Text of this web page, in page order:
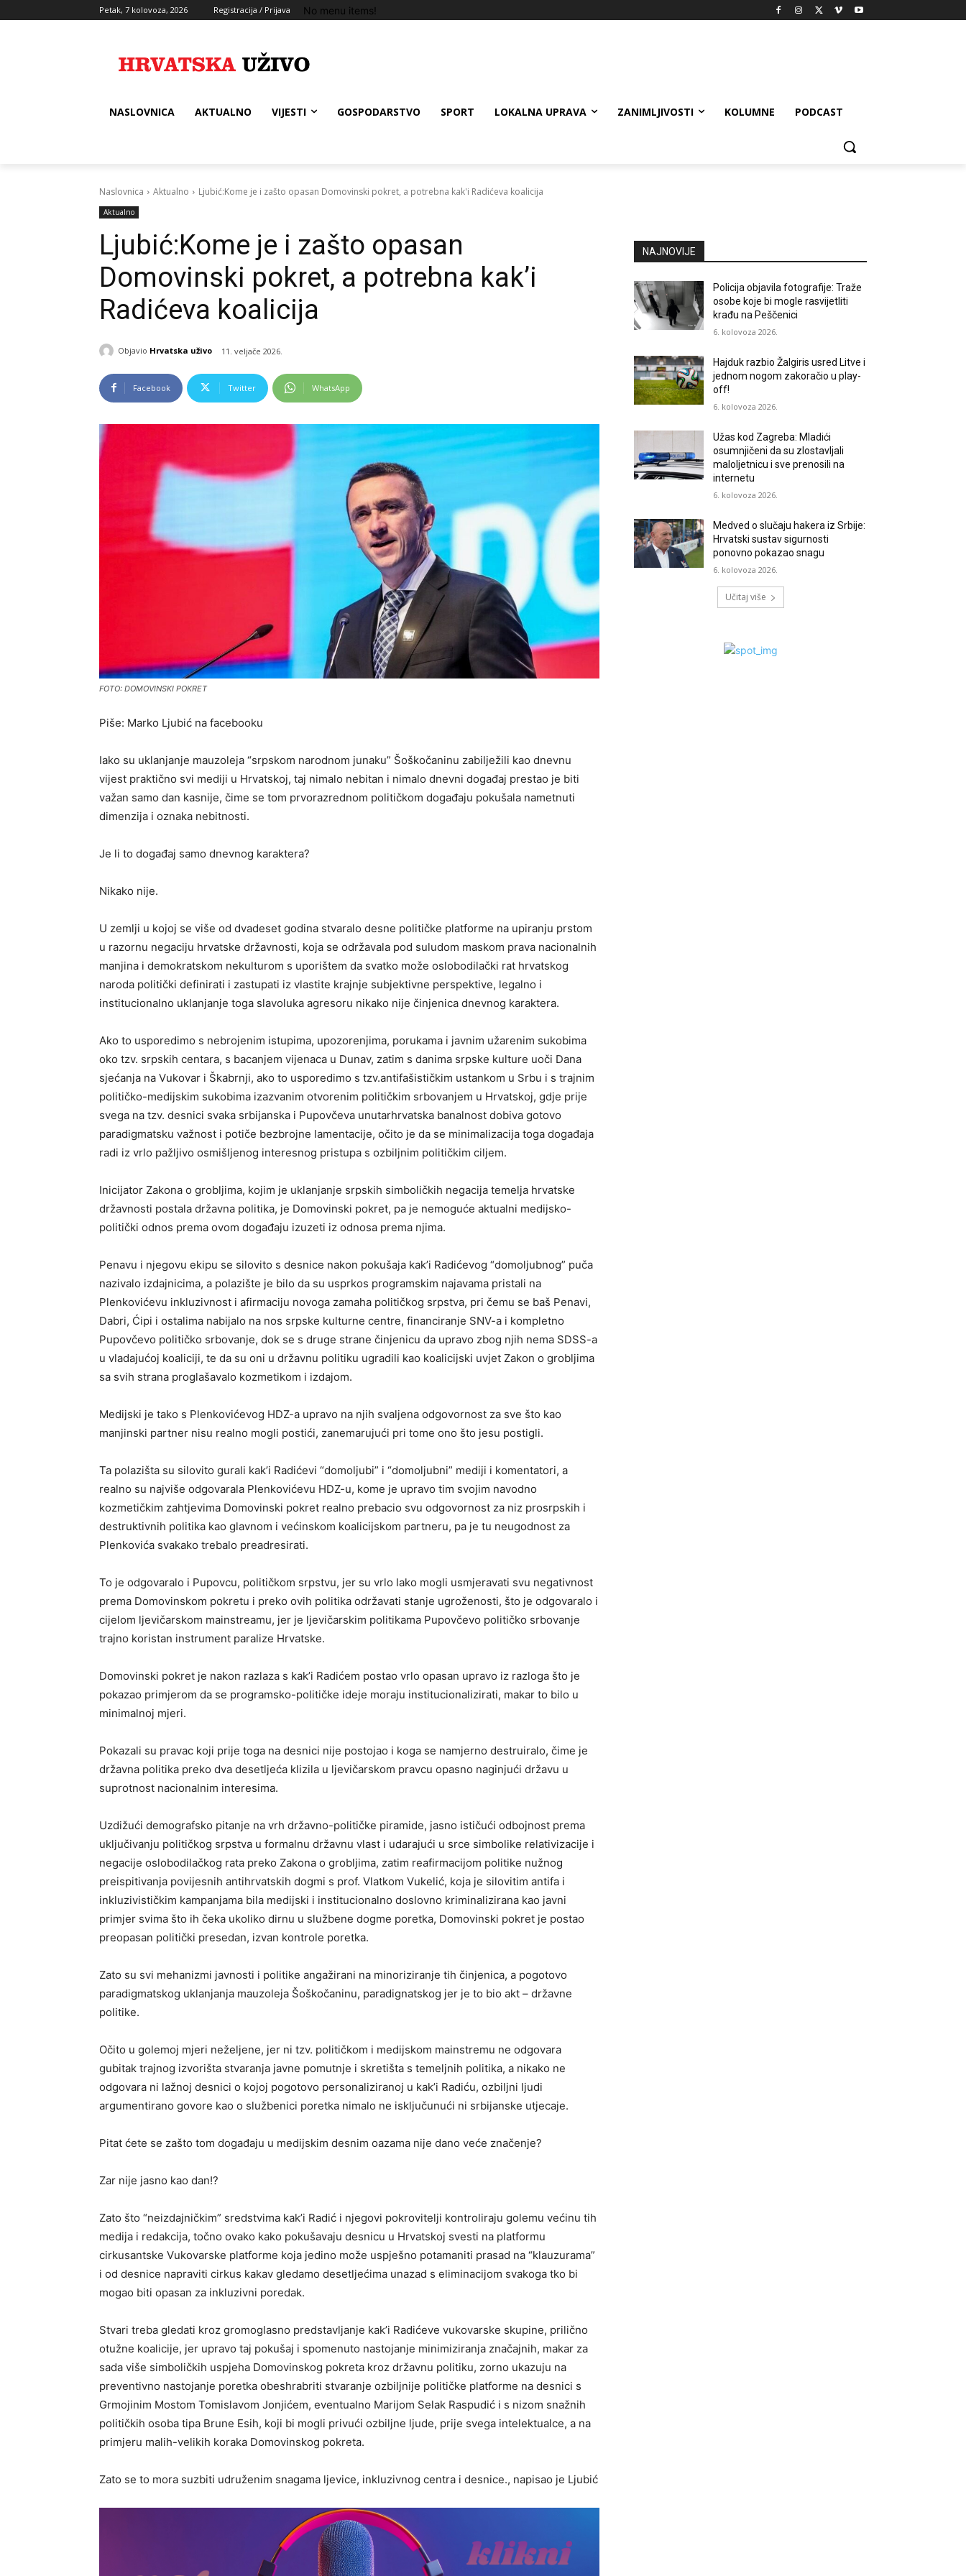
Petak, 7 kolovoza, 2026 Registracija / Prijava No menu items!
NASLOVNICA AKTUALNO VIJESTI GOSPODARSTVO SPORT LOKALNA UPRAVA ZANIMLJIVOSTI KOLUMNE PODCAST
Naslovnica Aktualno Ljubić:Kome je i zašto opasan Domovinski pokret, a potrebna kak'i Radićeva koalicija
Aktualno
Ljubić:Kome je i zašto opasan
Domovinski pokret, a potrebna kak’i
Radićeva koalicija
Objavio Hrvatska uživo 11. veljače 2026.
Facebook Twitter WhatsApp
FOTO: DOMOVINSKI POKRET
Piše: Marko Ljubić na facebooku
Iako su uklanjanje mauzoleja “srpskom narodnom junaku” Šoškočaninu zabilježili kao dnevnu
vijest praktično svi mediji u Hrvatskoj, taj nimalo nebitan i nimalo dnevni događaj prestao je biti
važan samo dan kasnije, čime se tom prvorazrednom političkom događaju pokušala nametnuti
dimenzija i oznaka nebitnosti.
Je li to događaj samo dnevnog karaktera?
Nikako nije.
U zemlji u kojoj se više od dvadeset godina stvaralo desne političke platforme na upiranju prstom
u razornu negaciju hrvatske državnosti, koja se održavala pod suludom maskom prava nacionalnih
manjina i demokratskom nekulturom s uporištem da svatko može oslobodilački rat hrvatskog
naroda politički definirati i zastupati iz vlastite krajnje subjektivne perspektive, legalno i
institucionalno uklanjanje toga slavoluka agresoru nikako nije činjenica dnevnog karaktera.
Ako to usporedimo s nebrojenim istupima, upozorenjima, porukama i javnim užarenim sukobima
oko tzv. srpskih centara, s bacanjem vijenaca u Dunav, zatim s danima srpske kulture uoči Dana
sjećanja na Vukovar i Škabrnji, ako to usporedimo s tzv.antifašističkim ustankom u Srbu i s trajnim
političko-medijskim sukobima izazvanim otvorenim političkim srbovanjem u Hrvatskoj, gdje prije
svega na tzv. desnici svaka srbijanska i Pupovčeva unutarhrvatska banalnost dobiva gotovo
paradigmatsku važnost i potiče bezbrojne lamentacije, očito je da se minimalizacija toga događaja
radi iz vrlo pažljivo osmišljenog interesnog pristupa s ozbiljnim političkim ciljem.
Inicijator Zakona o grobljima, kojim je uklanjanje srpskih simboličkih negacija temelja hrvatske
državnosti postala državna politika, je Domovinski pokret, pa je nemoguće aktualni medijsko-
politički odnos prema ovom događaju izuzeti iz odnosa prema njima.
Penavu i njegovu ekipu se silovito s desnice nakon pokušaja kak’i Radićevog “domoljubnog” puča
nazivalo izdajnicima, a polazište je bilo da su usprkos programskim najavama pristali na
Plenkovićevu inkluzivnost i afirmaciju novoga zamaha političkog srpstva, pri čemu se baš Penavi,
Dabri, Ćipi i ostalima nabijalo na nos srpske kulturne centre, financiranje SNV-a i kompletno
Pupovčevo političko srbovanje, dok se s druge strane činjenicu da upravo zbog njih nema SDSS-a
u vladajućoj koaliciji, te da su oni u državnu politiku ugradili kao koalicijski uvjet Zakon o grobljima
sa svih strana proglašavalo kozmetikom i izdajom.
Medijski je tako s Plenkovićevog HDZ-a upravo na njih svaljena odgovornost za sve što kao
manjinski partner nisu realno mogli postići, zanemarujući pri tome ono što jesu postigli.
Ta polazišta su silovito gurali kak’i Radićevi “domoljubi” i “domoljubni” mediji i komentatori, a
realno su najviše odgovarala Plenkovićevu HDZ-u, kome je upravo tim svojim navodno
kozmetičkim zahtjevima Domovinski pokret realno prebacio svu odgovornost za niz prosrpskih i
destruktivnih politika kao glavnom i većinskom koalicijskom partneru, pa je tu neugodnost za
Plenkovića svakako trebalo preadresirati.
To je odgovaralo i Pupovcu, političkom srpstvu, jer su vrlo lako mogli usmjeravati svu negativnost
prema Domovinskom pokretu i preko ovih politika održavati stanje ugroženosti, što je odgovaralo i
cijelom ljevičarskom mainstreamu, jer je ljevičarskim politikama Pupovčevo političko srbovanje
trajno koristan instrument paralize Hrvatske.
Domovinski pokret je nakon razlaza s kak’i Radićem postao vrlo opasan upravo iz razloga što je
pokazao primjerom da se programsko-političke ideje moraju institucionalizirati, makar to bilo u
minimalnoj mjeri.
Pokazali su pravac koji prije toga na desnici nije postojao i koga se namjerno destruiralo, čime je
državna politika preko dva desetljeća klizila u ljevičarskom pravcu opasno naginjući državu u
suprotnost nacionalnim interesima.
Uzdižući demografsko pitanje na vrh državno-političke piramide, jasno ističući odbojnost prema
uključivanju političkog srpstva u formalnu državnu vlast i udarajući u srce simbolike relativizacije i
negacije oslobodilačkog rata preko Zakona o grobljima, zatim reafirmacijom politike nužnog
preispitivanja povijesnih antihrvatskih dogmi s prof. Vlatkom Vukelić, koja je silovitim antifa i
inkluzivističkim kampanjama bila medijski i institucionalno doslovno kriminalizirana kao javni
primjer svima što ih čeka ukoliko dirnu u službene dogme poretka, Domovinski pokret je postao
preopasan politički presedan, izvan kontrole poretka.
Zato su svi mehanizmi javnosti i politike angažirani na minoriziranje tih činjenica, a pogotovo
paradigmatskog uklanjanja mauzoleja Šoškočaninu, paradignatskog jer je to bio akt – državne
politike.
Očito u golemoj mjeri neželjene, jer ni tzv. političkom i medijskom mainstremu ne odgovara
gubitak trajnog izvorišta stvaranja javne pomutnje i skretišta s temeljnih politika, a nikako ne
odgovara ni lažnoj desnici o kojoj pogotovo personaliziranoj u kak’i Radiću, ozbiljni ljudi
argumentirano govore kao o službenici poretka nimalo ne isključunući ni srbijanske utjecaje.
Pitat ćete se zašto tom događaju u medijskim desnim oazama nije dano veće značenje?
Zar nije jasno kao dan!?
Zato što “neizdajničkim” sredstvima kak’i Radić i njegovi pokrovitelji kontroliraju golemu većinu tih
medija i redakcija, točno ovako kako pokušavaju desnicu u Hrvatskoj svesti na platformu
cirkusantske Vukovarske platforme koja jedino može uspješno potamaniti prasad na “klauzurama”
i od desnice napraviti cirkus kakav gledamo desetljećima unazad s eliminacijom svakoga tko bi
mogao biti opasan za inkluzivni poredak.
Stvari treba gledati kroz gromoglasno predstavljanje kak’i Radićeve vukovarske skupine, prilično
otužne koalicije, jer upravo taj pokušaj i spomenuto nastojanje minimiziranja značajnih, makar za
sada više simboličkih uspjeha Domovinskog pokreta kroz državnu politiku, zorno ukazuju na
preventivno nastojanje poretka obeshrabriti stvaranje ozbiljnije političke platforme na desnici s
Grmojinim Mostom Tomislavom Jonjićem, eventualno Marijom Selak Raspudić i s nizom snažnih
političkih osoba tipa Brune Esih, koji bi mogli privući ozbiljne ljude, prije svega intelektualce, a na
primjeru malih-velikih koraka Domovinskog pokreta.
Zato se to mora suzbiti udruženim snagama ljevice, inkluzivnog centra i desnice., napisao je Ljubić
NAJNOVIJE
Policija objavila fotografije: Traže
osobe koje bi mogle rasvijetliti
krađu na Peščenici
6. kolovoza 2026.
Hajduk razbio Žalgiris usred Litve i
jednom nogom zakoračio u play-
off!
6. kolovoza 2026.
Užas kod Zagreba: Mladići
osumnjičeni da su zlostavljali
maloljetnicu i sve prenosili na
internetu
6. kolovoza 2026.
Medved o slučaju hakera iz Srbije:
Hrvatski sustav sigurnosti
ponovno pokazao snagu
6. kolovoza 2026.
Učitaj više